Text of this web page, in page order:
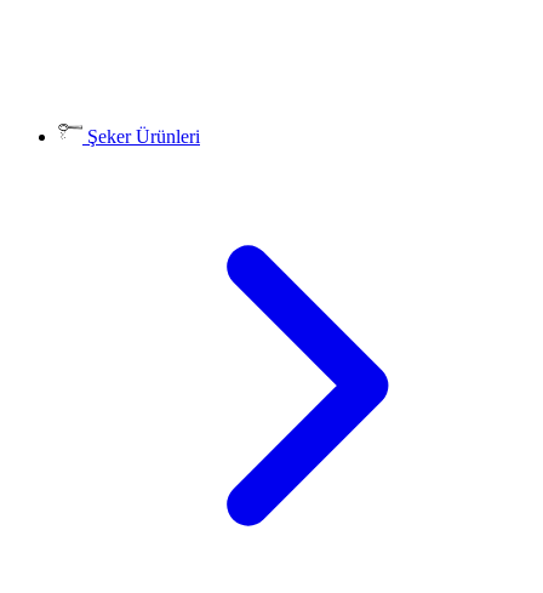
Şeker Ürünleri